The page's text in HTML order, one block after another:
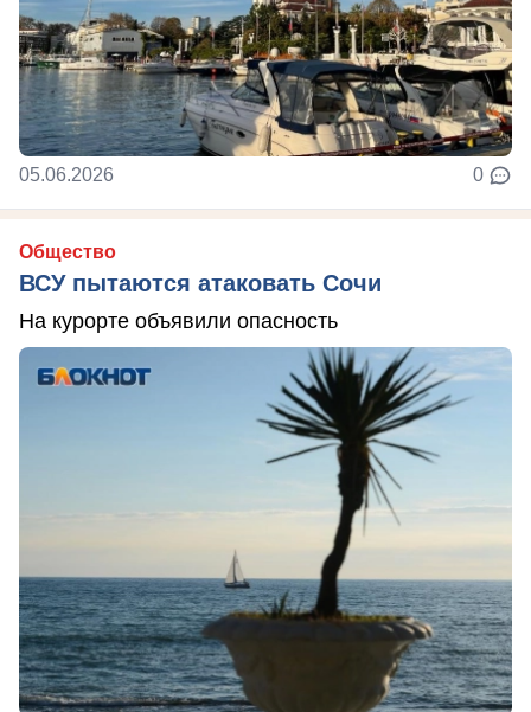
05.06.2026 0
Общество
ВСУ пытаются атаковать Сочи
На курорте объявили опасность